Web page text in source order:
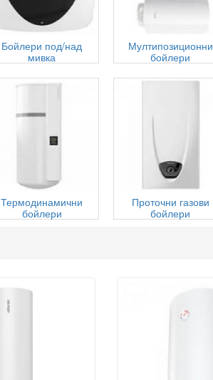
Бойлери под/над
мивка
Мултипозиционни
бойлери
Термодинамични
бойлери
Проточни газови
бойлери